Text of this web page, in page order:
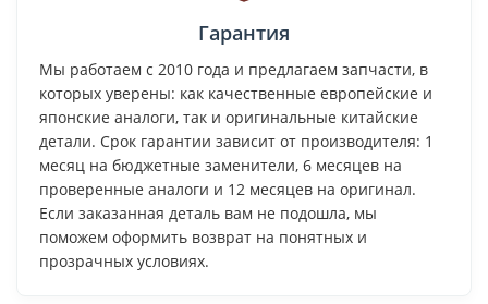
Гарантия
Мы работаем с 2010 года и предлагаем запчасти, в
которых уверены: как качественные европейские и
японские аналоги, так и оригинальные китайские
детали. Срок гарантии зависит от производителя: 1
месяц на бюджетные заменители, 6 месяцев на
проверенные аналоги и 12 месяцев на оригинал.
Если заказанная деталь вам не подошла, мы
поможем оформить возврат на понятных и
прозрачных условиях.